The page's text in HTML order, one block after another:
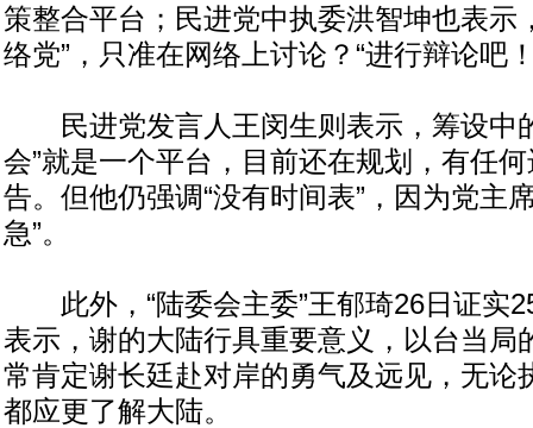
策整合平台；民进党中执委洪智坤也表示
络党”，只准在网络上讨论？“进行辩论吧
民进党发言人王闵生则表示，筹设中
会”就是一个平台，目前还在规划，有任
告。但他仍强调“没有时间表”，因为党主
急”。
此外，“陆委会主委”王郁琦26日证实
表示，谢的大陆行具重要意义，以台当局
常肯定谢长廷赴对岸的勇气及远见，无论
都应更了解大陆。